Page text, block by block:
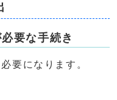
要な手続き
要になります。